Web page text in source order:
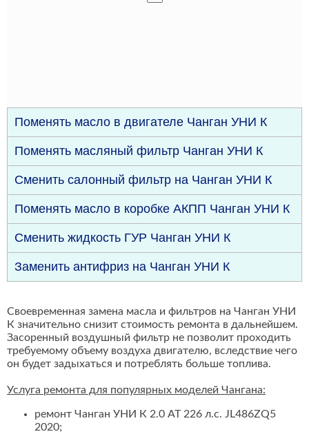
Поменять масло в двигателе Чанган УНИ К
Поменять масляный фильтр Чанган УНИ К
Сменить салонный фильтр на Чанган УНИ К
Поменять масло в коробке АКПП Чанган УНИ К
Сменить жидкость ГУР Чанган УНИ К
Заменить антифриз на Чанган УНИ К
Своевременная замена масла и фильтров на Чанган УНИ
К значительно снизит стоимость ремонта в дальнейшем.
Засоренный воздушный фильтр не позволит проходить
требуемому объему воздуха двигателю, вследствие чего
он будет задыхаться и потреблять больше топлива.
Услуга ремонта для популярных моделей Чангана:
ремонт Чанган УНИ К 2.0 AT 226 л.с. JL486ZQ5
2020;